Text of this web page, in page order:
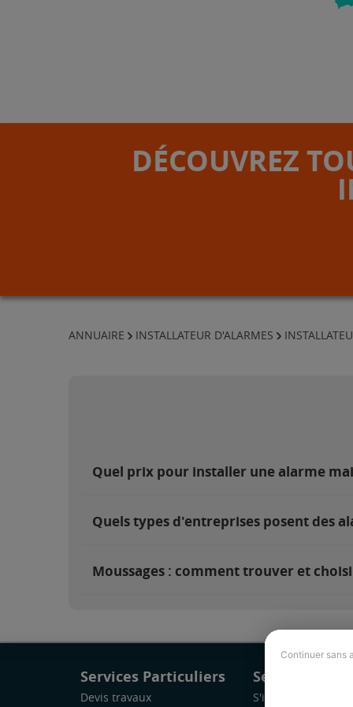
Continuer sans
DÉCOUVREZ
ANNUAIRE INSTALLATEUR D'ALARMES
Quel prix pour installer une alarme
Quels types d'entreprises posent des
Moussages : comment trouver et
Services Particuliers
Devis travaux
Services Pro
S'inscrire